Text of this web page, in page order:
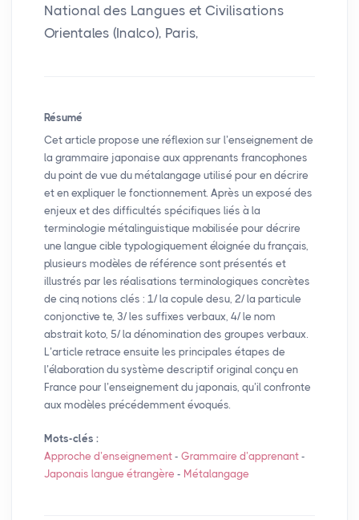
National des Langues et Civilisations
Orientales (Inalco), Paris,
Résumé
Cet article propose une réflexion sur l’enseignement de
la grammaire japonaise aux apprenants francophones
du point de vue du métalangage utilisé pour en décrire
et en expliquer le fonctionnement. Après un exposé des
enjeux et des difficultés spécifiques liés à la
terminologie métalinguistique mobilisée pour décrire
une langue cible typologiquement éloignée du français,
plusieurs modèles de référence sont présentés et
illustrés par les réalisations terminologiques concrètes
de cinq notions clés : 1/ la copule desu, 2/ la particule
conjonctive te, 3/ les suffixes verbaux, 4/ le nom
abstrait koto, 5/ la dénomination des groupes verbaux.
L’article retrace ensuite les principales étapes de
l’élaboration du système descriptif original conçu en
France pour l’enseignement du japonais, qu’il confronte
aux modèles précédemment évoqués.
Mots-clés :
Approche d’enseignement - Grammaire d’apprenant -
Japonais langue étrangère - Métalangage